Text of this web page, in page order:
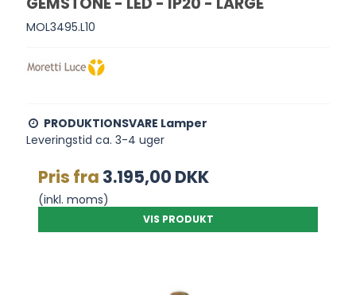
MOL3495.L10
PRODUKTIONSVARE Lamper
Leveringstid ca. 3-4 uger
Pris fra 3.195,00 DKK
(inkl. moms)
VIS PRODUKT